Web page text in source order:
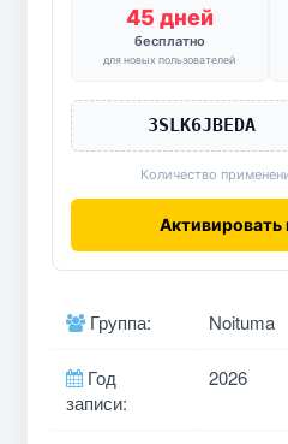
45 дней
бесплатно
для новых пользователей
3SLK6JBEDA
Количество
Активировать
Группа: Noituma
Год
записи:
2026